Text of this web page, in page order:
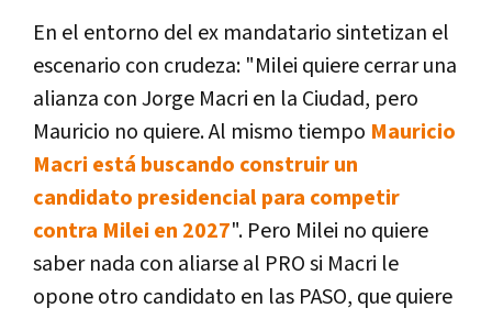
En el entorno del ex mandatario sintetizan el
escenario con crudeza: "Milei quiere cerrar una
alianza con Jorge Macri en la Ciudad, pero
Mauricio no quiere. Al mismo tiempo Mauricio
Macri está buscando construir un
candidato presidencial para competir
contra Milei en 2027". Pero Milei no quiere
saber nada con aliarse al PRO si Macri le
opone otro candidato en las PASO, que quiere